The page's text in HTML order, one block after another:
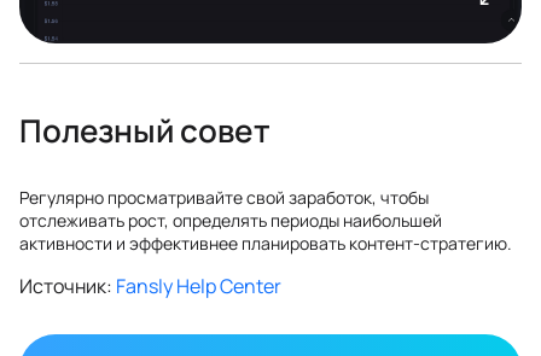
Полезный совет
Регулярно просматривайте свой заработок, чтобы
отслеживать рост, определять периоды наибольшей
активности и эффективнее планировать контент-стратегию.
Источник: Fansly Help Center